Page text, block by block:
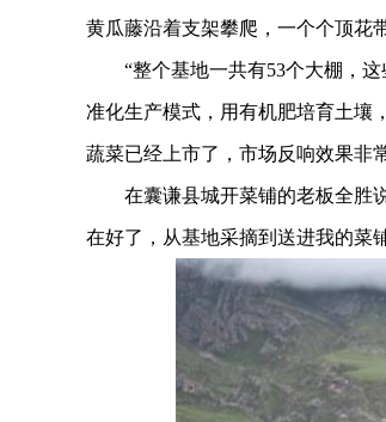
黄瓜藤沿着支架攀爬，一个个顶花
“整个基地一共有53个大棚，这
准化生产模式，用有机肥培育土壤
蔬菜已经上市了，市场反响效果非
在囊谦县城开菜铺的老板全胜说
在好了，从基地采摘到送进我的菜